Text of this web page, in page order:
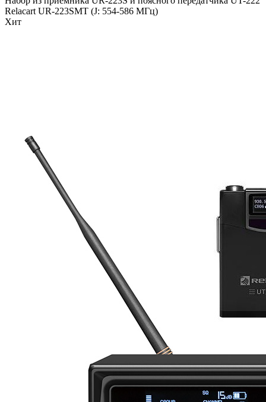
Relacart UR-223SMT (J: 554-586 МГц)
Хит